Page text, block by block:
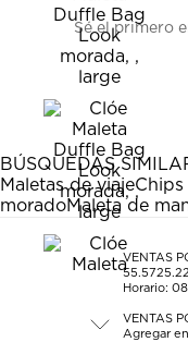
Seleccionar
para
calificar
el
con
1
estrella
Esta
acción
abrirá
formulario
para
calificar
el
con
2
estrellas.
Esta
acción
abrirá
el
de
Esta
de
Sé el primero
BÚSQUEDAS
Maletas de viajeChips
moradoMaleta de
VENTAS
Horario:
VENTAS
Agregar